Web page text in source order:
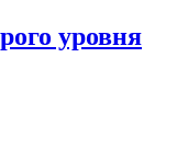
уровня